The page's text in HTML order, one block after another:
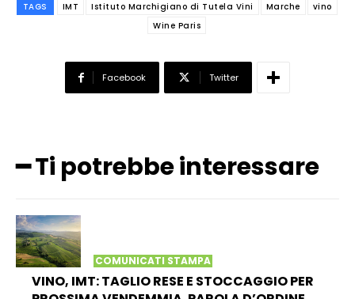
TAGS IMT Istituto Marchigiano di Tutela Vini Marche
vino
Wine Paris
Facebook Twitter
━ Ti potrebbe interessare
COMUNICATI STAMPA
VINO, IMT: TAGLIO RESE E STOCCAGGIO PER